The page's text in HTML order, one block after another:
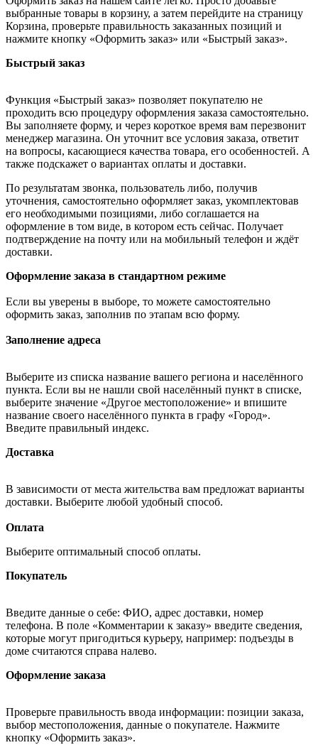
выбранные товары в корзину, а затем перейдите на страницу
Корзина, проверьте правильность заказанных позиций и
нажмите кнопку «Оформить заказ» или «Быстрый заказ».
Быстрый заказ
Функция «Быстрый заказ» позволяет покупателю не
проходить всю процедуру оформления заказа самостоятельно.
Вы заполняете форму, и через короткое время вам перезвонит
менеджер магазина. Он уточнит все условия заказа, ответит
на вопросы, касающиеся качества товара, его особенностей. А
также подскажет о вариантах оплаты и доставки.
По результатам звонка, пользователь либо, получив
уточнения, самостоятельно оформляет заказ, укомплектовав
его необходимыми позициями, либо соглашается на
оформление в том виде, в котором есть сейчас. Получает
подтверждение на почту или на мобильный телефон и ждёт
доставки.
Оформление заказа в стандартном режиме
Если вы уверены в выборе, то можете самостоятельно
оформить заказ, заполнив по этапам всю форму.
Заполнение адреса
Выберите из списка название вашего региона и населённого
пункта. Если вы не нашли свой населённый пункт в списке,
выберите значение «Другое местоположение» и впишите
название своего населённого пункта в графу «Город».
Введите правильный индекс.
Доставка
В зависимости от места жительства вам предложат варианты
доставки. Выберите любой удобный способ.
Оплата
Выберите оптимальный способ оплаты.
Покупатель
Введите данные о себе: ФИО, адрес доставки, номер
телефона. В поле «Комментарии к заказу» введите сведения,
которые могут пригодиться курьеру, например: подъезды в
доме считаются справа налево.
Оформление заказа
Проверьте правильность ввода информации: позиции заказа,
выбор местоположения, данные о покупателе. Нажмите
кнопку «Оформить заказ».